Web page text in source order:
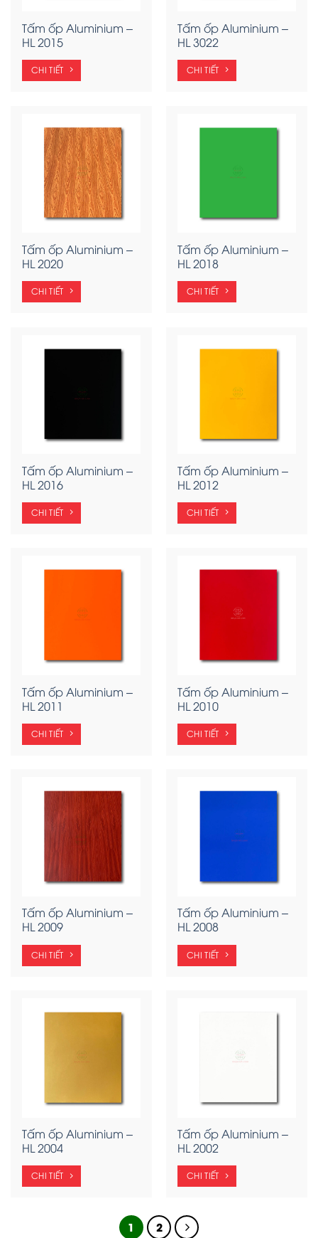
Tấm ốp Aluminium –
HL 2015
CHI TIẾT
Tấm ốp Aluminium –
HL 3022
CHI TIẾT
Tấm ốp Aluminium –
HL 2020
CHI TIẾT
Tấm ốp Aluminium –
HL 2018
CHI TIẾT
Tấm ốp Aluminium –
HL 2016
CHI TIẾT
Tấm ốp Aluminium –
HL 2012
CHI TIẾT
Tấm ốp Aluminium –
HL 2011
CHI TIẾT
Tấm ốp Aluminium –
HL 2010
CHI TIẾT
Tấm ốp Aluminium –
HL 2009
CHI TIẾT
Tấm ốp Aluminium –
HL 2008
CHI TIẾT
Tấm ốp Aluminium –
HL 2004
CHI TIẾT
Tấm ốp Aluminium –
HL 2002
CHI TIẾT
1 2